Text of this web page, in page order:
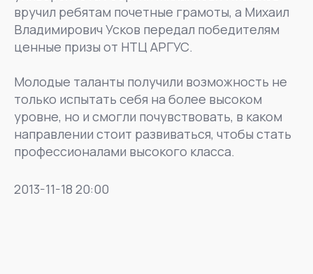
вручил ребятам почетные грамоты, а Михаил
Владимирович Усков передал победителям
ценные призы от НТЦ АРГУС.
Молодые таланты получили возможность не
только испытать себя на более высоком
уровне, но и смогли почувствовать, в каком
направлении стоит развиваться, чтобы стать
профессионалами высокого класса.
2013-11-18 20:00